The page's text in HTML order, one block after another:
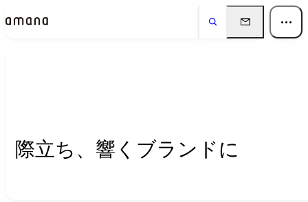
Insightsインサイト
際立ち、響くブランドに